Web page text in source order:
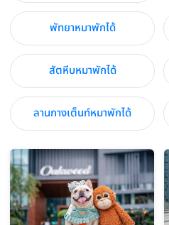
พัทยาหมาพักได้
สัตหีบหมาพักได้
ลานกางเต็นท์หมาพักได้